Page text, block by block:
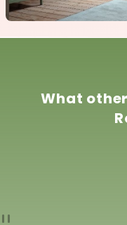
What